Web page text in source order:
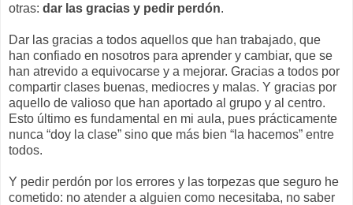
otras: dar las gracias y pedir perdón.
Dar las gracias a todos aquellos que han trabajado, que
han confiado en nosotros para aprender y cambiar, que se
han atrevido a equivocarse y a mejorar. Gracias a todos por
compartir clases buenas, mediocres y malas. Y gracias por
aquello de valioso que han aportado al grupo y al centro.
Esto último es fundamental en mi aula, pues prácticamente
nunca “doy la clase” sino que más bien “la hacemos” entre
todos.
Y pedir perdón por los errores y las torpezas que seguro he
cometido: no atender a alguien como necesitaba, no saber